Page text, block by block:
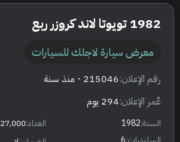
1982 تويوتا لاند كروزر ربع
معرض سيارة لاجلك للسيارات
رقم الإعلان:215046 - منذ سنة
عٌمر الإعلان:294 يوم
السنة:1982 العداد:27,000 كم